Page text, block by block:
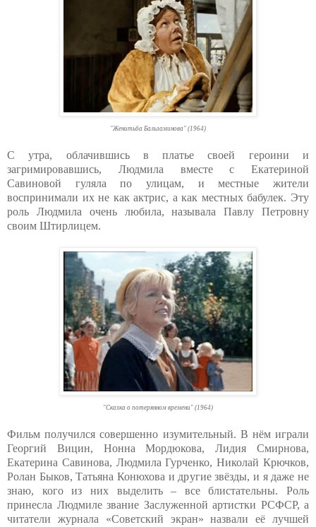
"Женитьба Бальзаминова" (1964)
С утра, облачившись в платье своей героини и
загримировавшись, Людмила вместе с Екатериной
Савиновой гуляла по улицам, и местные жители
воспринимали их не как актрис, а как местных бабулек. Эту
роль Людмила очень любила, называла Павлу Петровну
своим Штирлицем.
"Сказка о потерянном времени" (1964)
Фильм получился совершенно изумительный. В нём играли
Георгий Вицин, Нонна Мордюкова, Лидия Смирнова,
Екатерина Савинова, Людмила Гурченко, Николай Крючков,
Ролан Быков, Татьяна Конюхова и другие звёзды, и я даже не
знаю, кого из них выделить – все блистательны. Роль
принесла Людмиле звание Заслуженной артистки РСФСР, а
читатели журнала «Советский экран» назвали её лучшей